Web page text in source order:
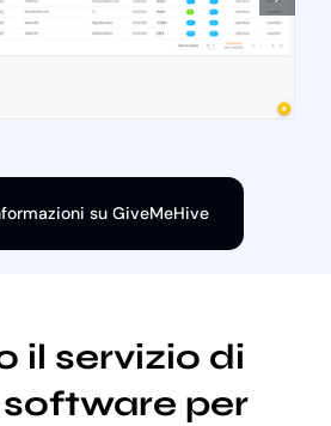
su GiveMeHive
il servizio di
per